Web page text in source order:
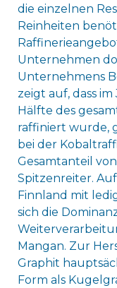
die einzelnen
Reinheiten
Unternehmen
Unternehmens
zeigt auf, dass im
Hälfte des
raffiniert wurde,
bei der
Gesamtanteil
Spitzenreiter.
Finnland mit
sich die
Mangan. Zur
Graphit
Form als